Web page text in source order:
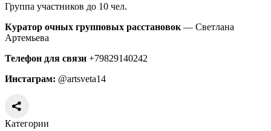
Группа участников до 10 чел.
Куратор очных групповых расстановок — Светлана
Артемьева
Телефон для связи +79829140242
Инстаграм: @artsveta14
Категории